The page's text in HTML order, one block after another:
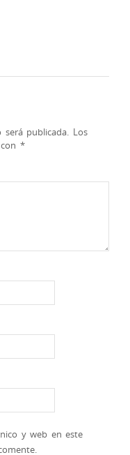
publicada. Los
*
y web en este